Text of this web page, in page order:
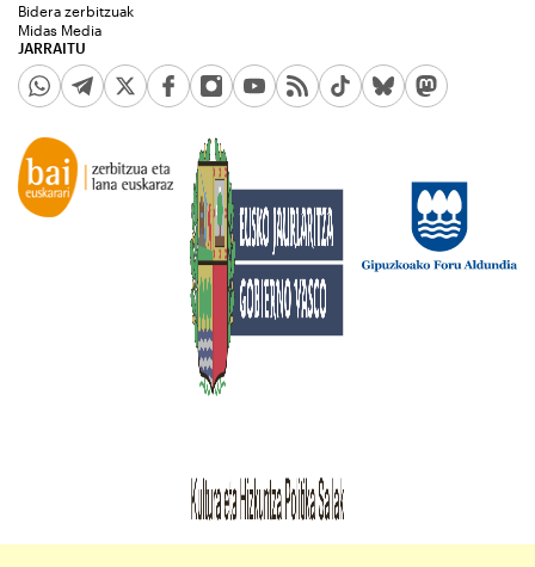
JARRAITU
Bidera zerbitzuak
Midas Media